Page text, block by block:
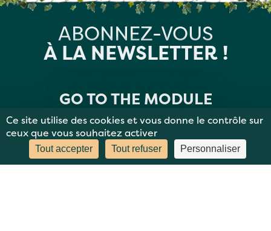
Ce site utilise des cookies et vous donne le contrôle sur
ceux que vous souhaitez activer
Tout accepter Tout refuser Personnaliser
ABONNEZ-VOUS
À LA NEWSLETTER !
GO TO THE MODULE